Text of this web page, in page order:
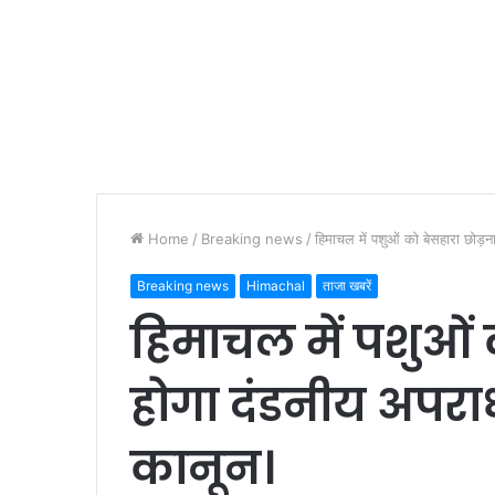
Home / Breaking news / हिमाचल में पशुओं को बेसहारा
Breaking news Himachal ताजा खबरें
हिमाचल में पशुओं
होगा दंडनीय
कानून।